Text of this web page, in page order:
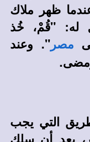
ظهر ملاك
له: "قُمْ، خُذ
مصر". وعند
التي يجب
بعد أن سلك